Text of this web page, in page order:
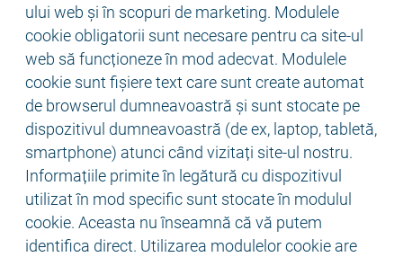
ului web și în scopuri de marketing. Modulele
cookie obligatorii sunt necesare pentru ca site-ul
web să funcționeze în mod adecvat. Modulele
cookie sunt fișiere text care sunt create automat
de browserul dumneavoastră și sunt stocate pe
dispozitivul dumneavoastră (de ex, laptop, tabletă,
smartphone) atunci când vizitați site-ul nostru.
Informațiile primite în legătură cu dispozitivul
utilizat în mod specific sunt stocate în modulul
cookie. Aceasta nu înseamnă că vă putem
identifica direct. Utilizarea modulelor cookie are